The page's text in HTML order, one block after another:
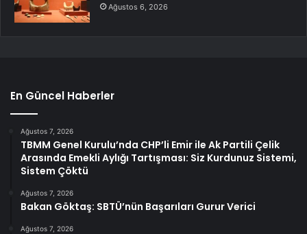
Ağustos 6, 2026
En Güncel Haberler
Ağustos 7, 2026
TBMM Genel Kurulu’nda CHP’li Emir ile Ak Partili Çelik
Arasında Emekli Aylığı Tartışması: Siz Kurdunuz Sistemi,
Sistem Çöktü
Ağustos 7, 2026
Bakan Göktaş: SBTÜ’nün Başarıları Gurur Verici
Ağustos 7, 2026